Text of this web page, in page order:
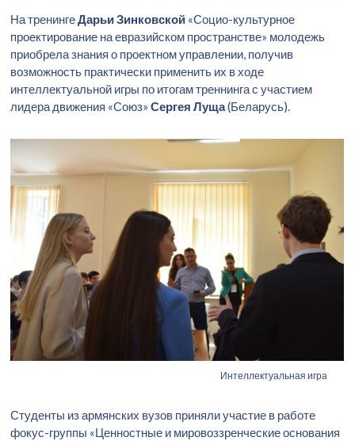
На тренингеДарьи Зинковской «Социо-культурное
проектирование на евразийском пространстве» молодежь
приобрела знания о проектном управлении, получив
возможность практически применить их в ходе
интеллектуальной игры по итогам треннинга с участием
лидера движения «Союз»Сергея Луща(Беларусь).
Интеллектуальная игра
Студенты из армянских вузов приняли участие в работе
фокус-группы «Ценностные и мировоззренческие основания